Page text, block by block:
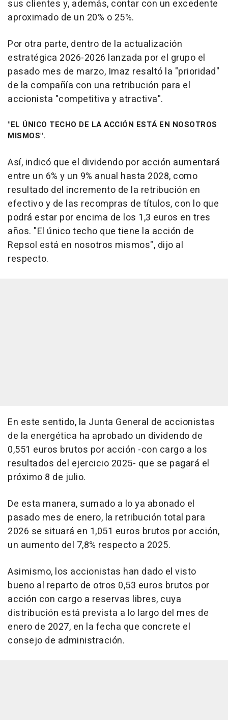
sus clientes y, además, contar con un excedente
aproximado de un 20% o 25%.
Por otra parte, dentro de la actualización
estratégica 2026-2026 lanzada por el grupo el
pasado mes de marzo, Imaz resaltó la "prioridad"
de la compañía con una retribución para el
accionista "competitiva y atractiva".
"EL ÚNICO TECHO DE LA ACCIÓN ESTÁ EN NOSOTROS
MISMOS".
Así, indicó que el dividendo por acción aumentará
entre un 6% y un 9% anual hasta 2028, como
resultado del incremento de la retribución en
efectivo y de las recompras de títulos, con lo que
podrá estar por encima de los 1,3 euros en tres
años. "El único techo que tiene la acción de
Repsol está en nosotros mismos", dijo al
respecto.
En este sentido, la Junta General de accionistas
de la energética ha aprobado un dividendo de
0,551 euros brutos por acción -con cargo a los
resultados del ejercicio 2025- que se pagará el
próximo 8 de julio.
De esta manera, sumado a lo ya abonado el
pasado mes de enero, la retribución total para
2026 se situará en 1,051 euros brutos por acción,
un aumento del 7,8% respecto a 2025.
Asimismo, los accionistas han dado el visto
bueno al reparto de otros 0,53 euros brutos por
acción con cargo a reservas libres, cuya
distribución está prevista a lo largo del mes de
enero de 2027, en la fecha que concrete el
consejo de administración.